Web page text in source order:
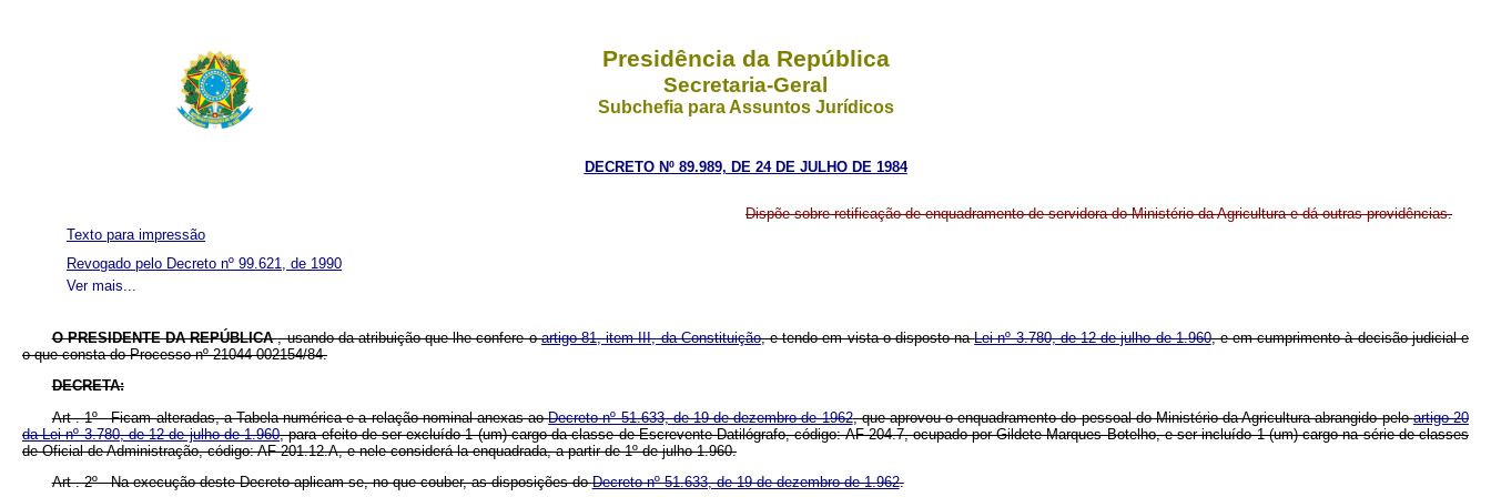
Presidência da República
Secretaria-Geral
Subchefia para Assuntos Jurídicos
DECRETO Nº 89.989, DE 24 DE JULHO DE 1984
Dispõe sobre retificação de enquadramento de servidora do Ministério da Agricultura e dá outras providências.
Ver mais...
Texto para impressão
Revogado pelo Decreto nº 99.621, de 1990
O PRESIDENTE DA REPÚBLICA, usando da atribuição que lhe confere oartigo 81, item III, da Constituição, e tendo em vista o disposto naLei nº 3.780, de 12 de julho de 1.960, e em cumprimento à decisão judicial e
o que consta do Processo nº 21044-002154/84.
DECRETA:
Art . 1º - Ficam alteradas, a Tabela numérica e a relação nominal anexas aoDecreto nº 51.633, de 19 de dezembro de 1962, que aprovou o enquadramento do pessoal do Ministério da Agricultura abrangido peloartigo 20
da Lei nº 3.780, de 12 de julho de 1.960, para efeito de ser excluído 1 (um) cargo da classe de Escrevente Datilógrafo, código: AF-204.7, ocupado por Gildete Marques Botelho, e ser incluído 1 (um) cargo na série de classes
de Oficial de Administração, código: AF-201.12.A, e nele considerá-la enquadrada, a partir de 1º de julho 1.960.
Art . 2º - Na execução deste Decreto aplicam-se, no que couber, as disposições doDecreto nº 51.633, de 19 de dezembro de 1.962.